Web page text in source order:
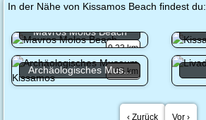
In der Nähe von Kissamos Beach findest du:
0.23 km
Mavros Molos Beach
0.65 km
Archäologisches Mus...
‹ Zurück Vor ›